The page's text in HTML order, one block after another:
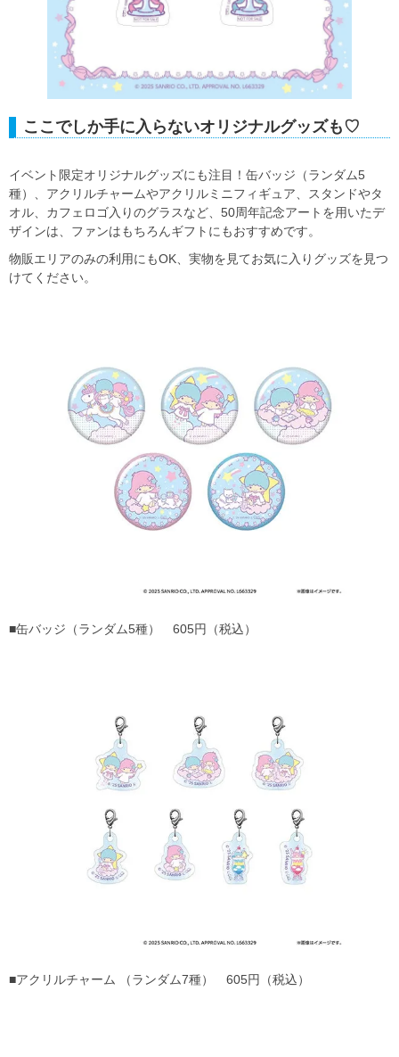
ここでしか手に入らないオリジナルグッズも♡
イベント限定オリジナルグッズにも注目！缶バッジ（ランダム5
種）、アクリルチャームやアクリルミニフィギュア、スタンドやタ
オル、カフェロゴ入りのグラスなど、50周年記念アートを用いたデ
ザインは、ファンはもちろんギフトにもおすすめです。
物販エリアのみの利用にもOK、実物を見てお気に入りグッズを見つ
けてください。
■缶バッジ（ランダム5種） 605円（税込）
■アクリルチャーム （ランダム7種） 605円（税込）